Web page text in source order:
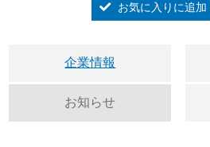
お気に入りに追加
企業情報
お知らせ